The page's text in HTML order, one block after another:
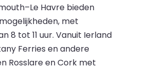
Havre bieden
met
8 tot 11 uur. Vanuit Ierland
Ferries en andere
Rosslare en Cork met